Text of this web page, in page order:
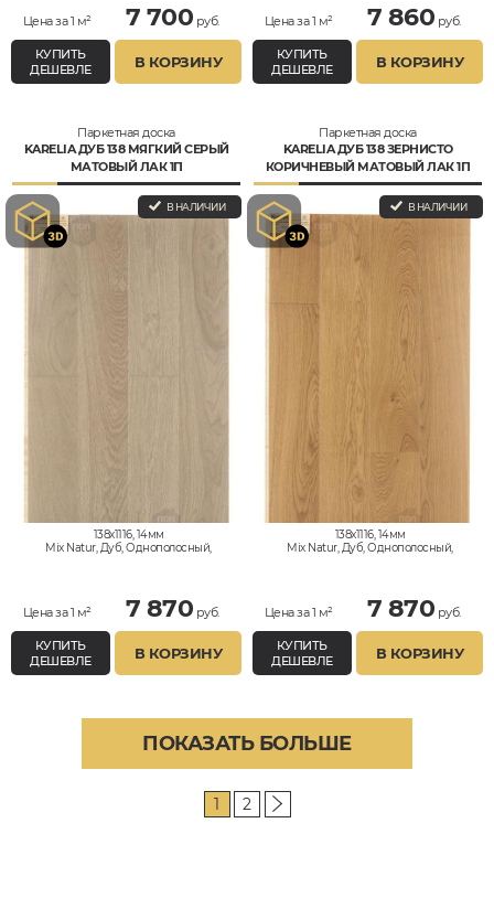
Цена за 1 м² 7 700 руб.
КУПИТЬ
ДЕШЕВЛЕ
В КОРЗИНУ
Цена за 1 м² 7 860 руб.
КУПИТЬ
ДЕШЕВЛЕ
В КОРЗИНУ
Паркетная доска
KARELIA ДУБ 138 МЯГКИЙ СЕРЫЙ
МАТОВЫЙ ЛАК 1П
В НАЛИЧИИ
138x1116, 14мм
Mix Natur, Дуб, Однополосный,
Цена за 1 м² 7 870 руб.
КУПИТЬ
ДЕШЕВЛЕ
В КОРЗИНУ
Паркетная доска
KARELIA ДУБ 138 ЗЕРНИСТО
КОРИЧНЕВЫЙ МАТОВЫЙ ЛАК 1П
В НАЛИЧИИ
138x1116, 14мм
Mix Natur, Дуб, Однополосный,
Цена за 1 м² 7 870 руб.
КУПИТЬ
ДЕШЕВЛЕ
В КОРЗИНУ
ПОКАЗАТЬ БОЛЬШЕ
1 2